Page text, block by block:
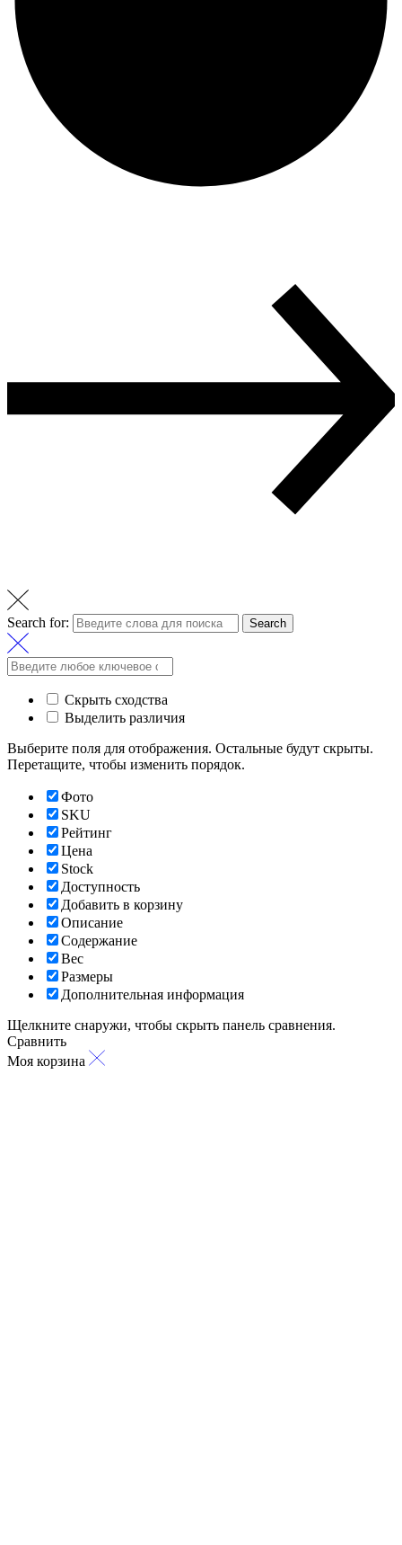
Search for: Search
Скрыть сходства
Выделить различия
Выберите поля для отображения. Остальные будут скрыты.
Перетащите, чтобы изменить порядок.
Фото
SKU
Рейтинг
Цена
Stock
Доступность
Добавить в корзину
Описание
Содержание
Вес
Размеры
Дополнительная информация
Щелкните снаружи, чтобы скрыть панель сравнения.
Сравнить
Моя корзина